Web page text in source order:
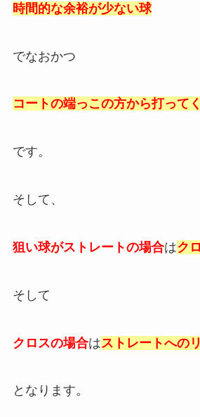
時間的な余裕が少ない球
でなおかつ
コートの端っこの方から打って
です。
そして、
狙い球がストレートの場合はク
そして
クロスの場合はストレートへの
となります。